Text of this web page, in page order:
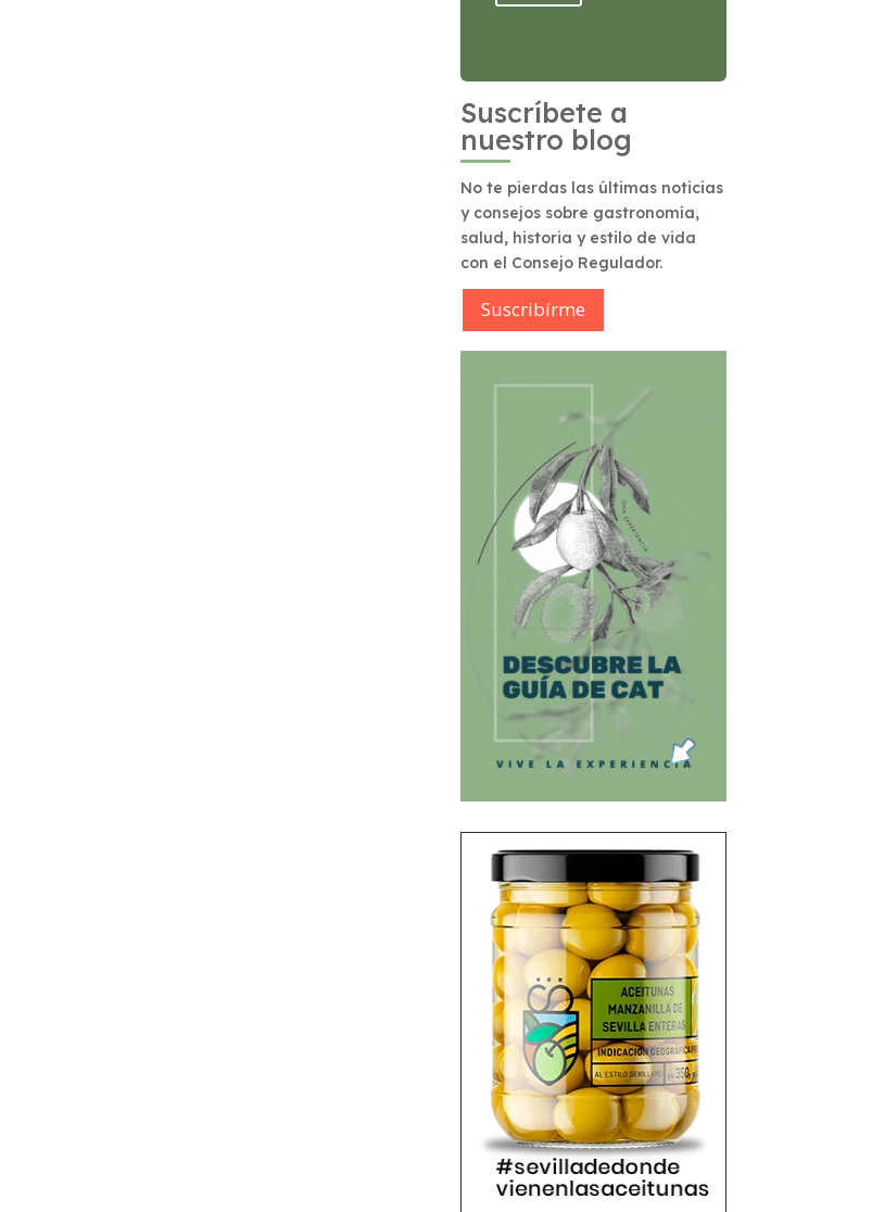
Suscríbete a
nuestro blog
No te pierdas las últimas noticias
y consejos sobre gastronomía,
salud, historia y estilo de vida
con el Consejo Regulador.
Suscribírme